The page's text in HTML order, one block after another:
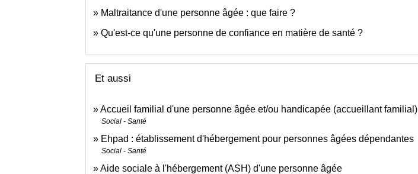
Maltraitance d'une personne âgée : que faire ?
Qu'est-ce qu'une personne de confiance en matière de santé ?
Et aussi
Accueil familial d'une personne âgée et/ou handicapée (accueillant familial)
Social - Santé
Ehpad : établissement d'hébergement pour personnes âgées dépendantes
Social - Santé
Aide sociale à l'hébergement (ASH) d'une personne âgée